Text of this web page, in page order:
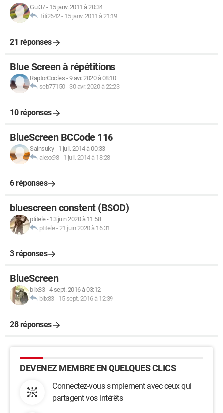
Gui37- 15 janv. 2011 à 20:34
Titi2642- 15 janv. 2011 à 21:19
21 réponses
Blue Screen à répétitions
RaptorCocles -9 avr. 2020 à 08:10
seb77150- 30 avr. 2020 à 22:23
10 réponses
BlueScreen BCCode 116
Sainsuky- 1 juil. 2014 à 00:33
alexx98- 1 juil. 2014 à 18:28
6 réponses
bluescreen constent (BSOD)
ptitele- 13 juin 2020 à 11:58
ptitele-21 juin 2020 à 16:31
3 réponses
BlueScreen
blix83-4 sept. 2016 à 03:12
blix83- 15 sept. 2016 à 12:39
28 réponses
DEVENEZ MEMBRE EN QUELQUES CLICS
Connectez-vous simplement avec ceux qui
partagent vos intérêts